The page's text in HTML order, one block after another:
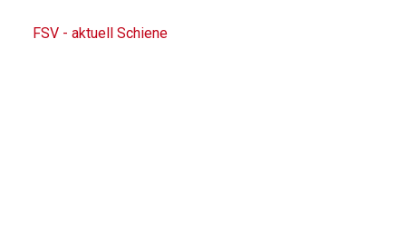
FSV - aktuell Schiene